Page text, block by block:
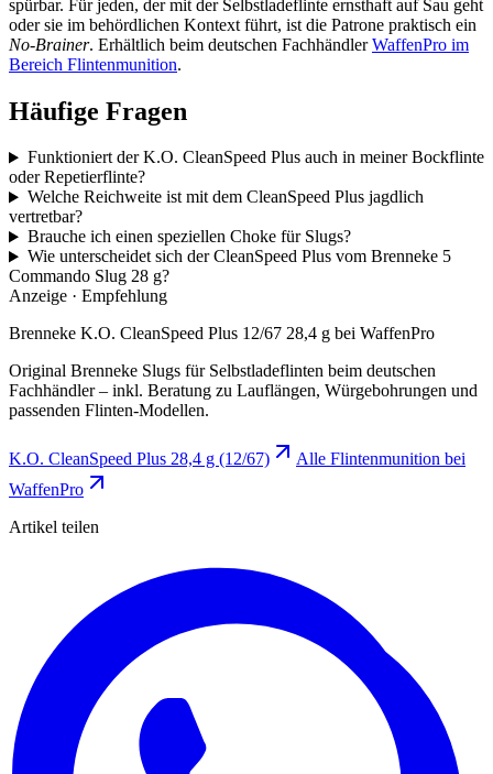
spürbar. Für jeden, der mit der Selbstladeflinte ernsthaft auf Sau geht
oder sie im behördlichen Kontext führt, ist die Patrone praktisch ein
No-Brainer. Erhältlich beim deutschen FachhändlerWaffenPro im
Bereich Flintenmunition.
Häufige Fragen
Funktioniert der K.O. CleanSpeed Plus auch in meiner Bockflinte
oder Repetierflinte?
Welche Reichweite ist mit dem CleanSpeed Plus jagdlich
vertretbar?
Brauche ich einen speziellen Choke für Slugs?
Wie unterscheidet sich der CleanSpeed Plus vom Brenneke 5
Commando Slug 28 g?
Anzeige · Empfehlung
Brenneke K.O. CleanSpeed Plus 12/67 28,4 g bei WaffenPro
Original Brenneke Slugs für Selbstladeflinten beim deutschen
Fachhändler – inkl. Beratung zu Lauflängen, Würgebohrungen und
passenden Flinten-Modellen.
K.O. CleanSpeed Plus 28,4 g (12/67)
Alle Flintenmunition bei
WaffenPro
Artikel teilen